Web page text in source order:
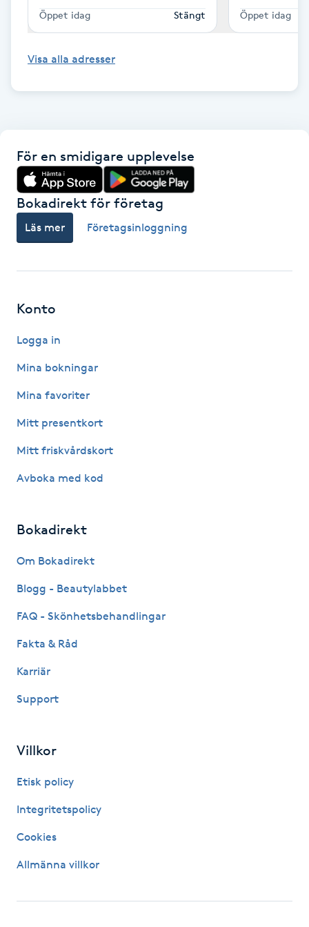
IPL hårborttagning
IR-massage
J
K18
Katun fransar
Kinesisk medicin
Klangmassage
Klippning
Klippning ungdom
Koppningsmassage
Kosmetisk tatuering
Kostrådgivning
Kroppspeeling
Käkledsbehandling
Kärlbehandling
Öppet idag Stängt Öppet idag
Visa alla adresser
För en smidigare upplevelse
Bokadirekt för företag
Läs mer Företagsinloggning
Konto
Logga in
Mina bokningar
Mina favoriter
Mitt presentkort
Mitt friskvårdskort
Avboka med kod
Bokadirekt
Om Bokadirekt
Blogg - Beautylabbet
FAQ - Skönhetsbehandlingar
Fakta & Råd
Karriär
Support
Villkor
Etisk policy
Integritetspolicy
Cookies
Allmänna villkor